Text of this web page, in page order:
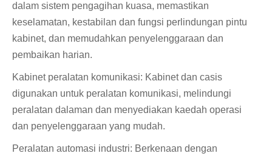
dalam sistem pengagihan kuasa, memastikan
keselamatan, kestabilan dan fungsi perlindungan pintu
kabinet, dan memudahkan penyelenggaraan dan
pembaikan harian.
Kabinet peralatan komunikasi: Kabinet dan casis
digunakan untuk peralatan komunikasi, melindungi
peralatan dalaman dan menyediakan kaedah operasi
dan penyelenggaraan yang mudah.
Peralatan automasi industri: Berkenaan dengan